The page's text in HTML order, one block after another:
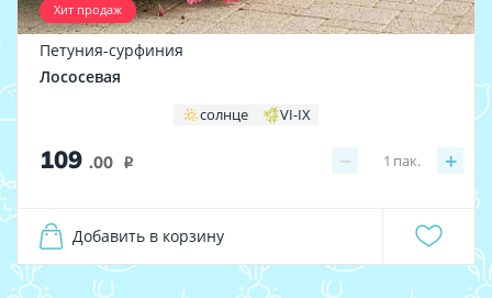
Хит продаж
Петуния-сурфиния
Лососевая
солнце VI-IX
109 .00 i − +
1 пак.
Добавить в корзину